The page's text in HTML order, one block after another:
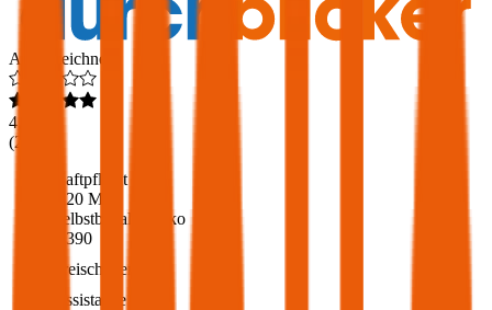
Ausgezeichnet
4,6
(217
Haftpflicht
€ 20 Mio.
Selbstbehalt Kasko
€ 390
Freischaden
Assistance